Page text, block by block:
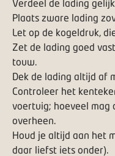
Verdeel de lading
Plaats zware lading
Let op de kogeldruk,
Zet de lading goed
touw.
Dek de lading altijd af
Controleer het
voertuig; hoeveel mag
overheen.
Houd je altijd aan het
daar liefst iets onder).